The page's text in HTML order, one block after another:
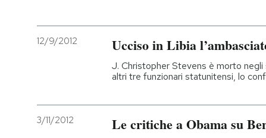
12/9/2012 Ucciso in Libia
J. Christopher Stevens è morto
altri tre funzionari statunitensi, lo
3/11/2012 Le critiche a Obama su